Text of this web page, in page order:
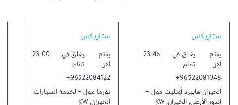
ستاربكس
يفتح
الآن
- يغلق في
تمام
23:45
+96522081048
الخيران هايبرد أوتليت مول -
ستاربكس
يفتح
الآن
- يغلق في
تمام
23:00
+96522084122
نورما مول - لخدمة السيارات,